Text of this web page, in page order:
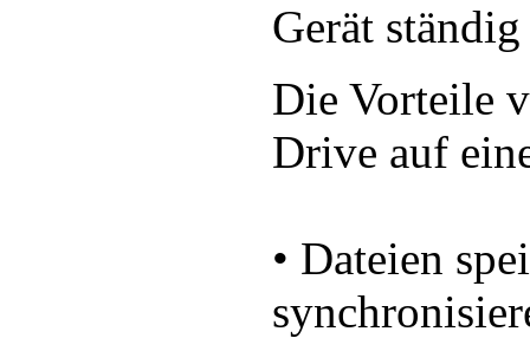
Gerät
Die Vorteile
Drive auf
• Dateien